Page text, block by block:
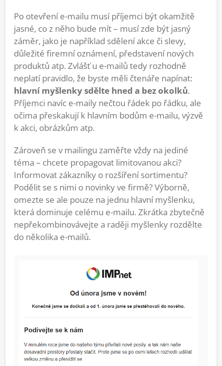
Po otevření e-mailu musí příjemci být okamžitě
jasné, co z něho bude mít – musí zde být jasný
záměr, jako je například sdělení akce či slevy,
důležité firemní oznámení, představení nových
produktů atp. Zvlášť u e-mailů tedy rozhodně
neplatí pravidlo, že byste měli čtenáře napínat:
hlavní myšlenky sdělte hned a bez okolků.
Příjemci navíc e-maily nečtou řádek po řádku, ale
očima přeskakují k hlavním bodům e-mailu, výzvě
k akci, obrázkům atp.
Zároveň se v mailingu zaměřte vždy na jediné
téma – chcete propagovat limitovanou akci?
Informovat zákazníky o rozšíření sortimentu?
Podělit se s nimi o novinky ve firmě? Výborně,
omezte se ale pouze na jednu hlavní myšlenku,
která dominuje celému e-mailu. Zkrátka zbytečně
nepřekombinovávejte a raději myšlenky rozdělte
do několika e-mailů.